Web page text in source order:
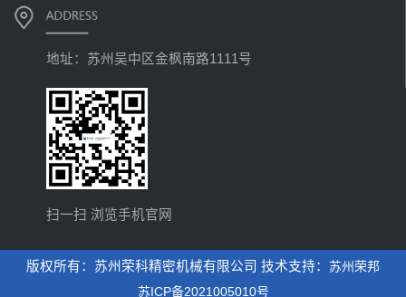
地址：苏州吴中区金枫南路1111号
扫一扫 浏览手机官网
版权所有：苏州荣科精密机械有限公司 技术支持： 苏州荣邦
苏ICP备2021005010号